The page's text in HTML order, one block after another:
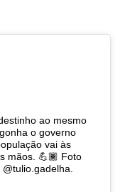
ao mesmo
o governo
vai às
mãos. 💪🏾 Foto